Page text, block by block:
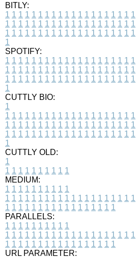
BITLY:
1 1 1 1 1 1 1 1 1 1 1 1 1 1 1 1 1 1 1 1
1 1 1 1 1 1 1 1 1 1 1 1 1 1 1 1 1 1 1 1
1 1 1 1 1 1 1 1 1 1 1 1 1 1 1 1 1 1 1 1
1
SPOTIFY:
1 1 1 1 1 1 1 1 1 1 1 1 1 1 1 1 1 1 1 1
1 1 1 1 1 1 1 1 1 1 1 1 1 1 1 1 1 1 1 1
1 1 1 1 1 1 1 1 1 1 1 1 1 1 1 1 1 1 1 1
1
CUTTLY BIO:
1
1 1 1 1 1 1 1 1 1 1 1 1 1 1 1 1 1 1 1 1
1 1 1 1 1 1 1 1 1 1 1 1 1 1 1 1 1 1 1 1
1 1 1 1 1 1 1 1 1 1 1 1 1 1 1 1 1 1 1 1
1
CUTTLY OLD:
1
1 1 1 1 1 1 1 1 1 1
MEDIUM:
1 1 1 1 1 1 1 1 1 1
1 1 1 1 1 1 1 1 1 1 1 1 1 1 1 1 1 1 1 1
1 1 1 1 1 1 1 1 1 1 1 1 1 1 1 1 1
PARALLELS:
1 1 1 1 1 1 1 1 1 1
1 1 1 1 1 1 1 1 1 1 1 1 1 1 1 1 1 1 1 1
1 1 1 1 1 1 1 1 1 1 1 1 1 1 1 1 1
URL PARAMETER: